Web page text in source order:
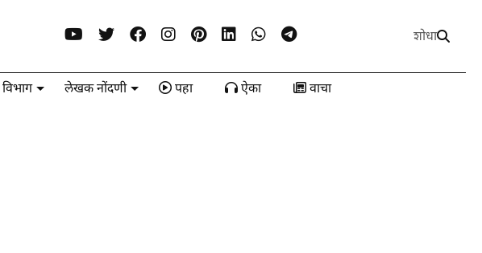
शोधा
विभाग लेखक नोंदणी पहा ऐका वाचा